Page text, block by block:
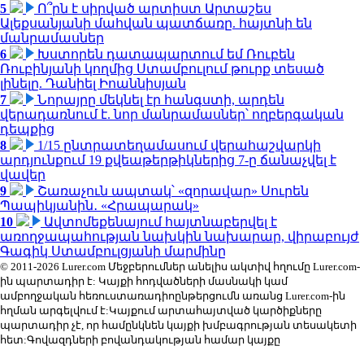
5
Ո՞րն է սիրված արտիստ Արտաշես
Ալեքսանյանի մահվան պատճառը. հայտնի են
մանրամասներ
6
Խստորեն դատապարտում եմ Ռուբեն
Ռուբինյանի կողմից Ստամբուլում թուրք տեսած
լինելը. Դանիել Իոաննիսյան
7
Նորայրը մեկնել էր հանգստի, արդեն
վերադառնում է. նոր մանրամասներ՝ ողբերգական
դեպքից
8
1/15 ընտրատեղամասում վերահաշվարկի
արդյունքում 19 քվեաթերթիկներից 7-ը ճանաչվել է
վավեր
9
Շառաչուն ապտակ՝ «զորավար» Սուրեն
Պապիկյանին․ «Հրապարակ»
10
Ավտոմեքենայում հայտնաբերվել է
առողջապահության նախկին նախարար, վիրաբույժ
Գագիկ Ստամբուլցյանի մարմինը
© 2011-2026 Lurer.com Մեջբերումներ անելիս ակտիվ հղումը Lurer.com-
ին պարտադիր է: Կայքի հոդվածների մասնակի կամ
ամբողջական հեռուստառադիոընթերցումն առանց Lurer.com-ին
հղման արգելվում է:Կայքում արտահայտված կարծիքները
պարտադիր չէ, որ համընկնեն կայքի խմբագրության տեսակետի
հետ:Գովազդների բովանդակության համար կայքը